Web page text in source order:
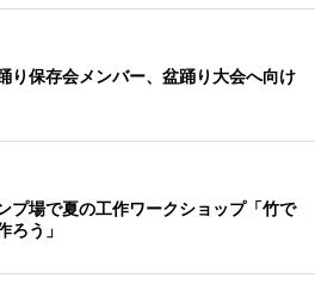
り保存会メンバー、盆踊り大会へ向け
プ場で夏の工作ワークショップ「竹で
ろう」